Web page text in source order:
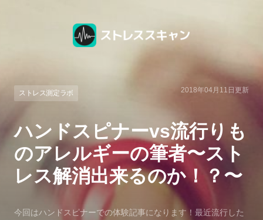
ストレス測定ラボ 2018年04月11日 更新
ハンドスピナーvs流行りも
のアレルギーの筆者〜スト
レス解消出来るのか！？〜
今回はハンドスピナーでの体験記事になります！最近流行した